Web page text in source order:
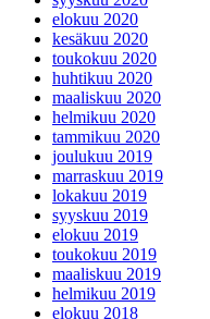
elokuu 2020
kesäkuu 2020
toukokuu 2020
huhtikuu 2020
maaliskuu 2020
helmikuu 2020
tammikuu 2020
joulukuu 2019
marraskuu 2019
lokakuu 2019
syyskuu 2019
elokuu 2019
toukokuu 2019
maaliskuu 2019
helmikuu 2019
elokuu 2018